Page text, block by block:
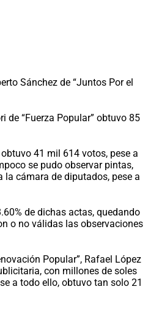
Sánchez de “Juntos Por el
de “Fuerza Popular” obtuvo 85
41 mil 614 votos, pese a
se pudo observar pintas,
cámara de diputados, pese a
de dichas actas, quedando
o no válidas las observaciones
Popular”, Rafael López
con millones de soles
a todo ello, obtuvo tan solo 21